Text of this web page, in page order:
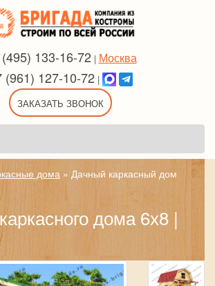
133-16-72 | Москва
(961) 127-10-72 |
ЗАКАЗАТЬ ЗВОНОК
дома » Дачный каркасный дом
дома 6х8 |